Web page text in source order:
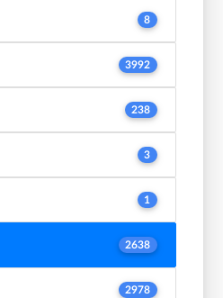
8
3992
238
3
1
2638
2978